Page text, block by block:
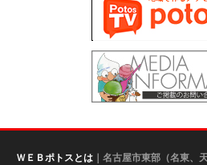
ＷＥＢポトスとは ｜名古屋市東部（名東、